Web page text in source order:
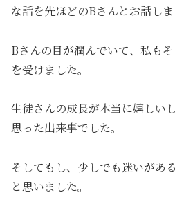
な話を先ほどのBさんとお話しま
Bさんの目が潤んでいて、私も
を受けました。
生徒さんの成長が本当に嬉しい
思った出来事でした。
そしてもし、少しでも迷いがあ
と思いました。